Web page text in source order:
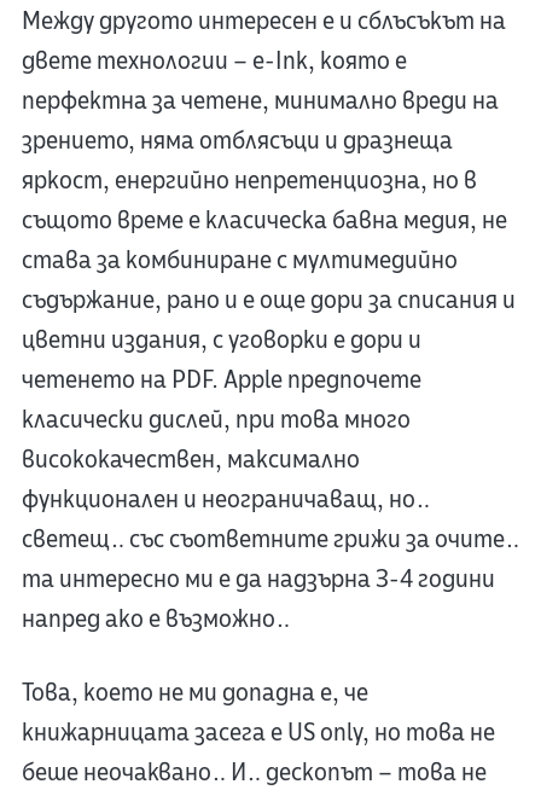
Между другото интересен е и сблъсъкът на
двете технологии – e-Ink, която е
перфектна за четене, минимално вреди на
зрението, няма отблясъци и дразнеща
яркост, енергийно непретенциозна, но в
същото време е класическа бавна медия, не
става за комбиниране с мултимедийно
съдържание, рано и е още дори за списания и
цветни издания, с уговорки е дори и
четенето на PDF. Apple предпочете
класически дислей, при това много
висококачествен, максимално
функционален и неограничаващ, но…
светещ… със съответните грижи за очите…
та интересно ми е да надзърна 3-4 години
напред ако е възможно…
Това, което не ми допадна е, че
книжарницата засега е US only, но това не
беше неочаквано… И… дескопът – това не